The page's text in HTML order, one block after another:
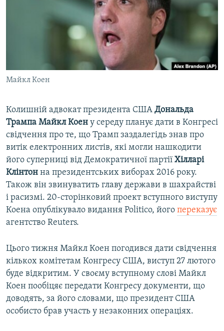
СВІДЧЕННЯ ОКУПАЦІЇ
УКРАЇНСЬКА ПРОБЛЕМА КРИМУ
Усі сайти RFE/RL
Майкл Коен
Колишній адвокат президента США Дональда
Трампа Майкл Коен у середу планує дати в Конгресі
свідчення про те, що Трамп заздалегідь знав про
витік електронних листів, які могли нашкодити
його суперниці від Демократичної партії Хілларі
Клінтон на президентських виборах 2016 року.
Також він звинуватить главу держави в шахрайстві
і расизмі. 20-сторінковий проект вступного виступу
Коена опублікувало видання Politico, його переказує
агентство Reuters.
Цього тижня Майкл Коен погодився дати свідчення
кількох комітетам Конгресу США, виступ 27 лютого
буде відкритим. У своєму вступному слові Майкл
Коен пообіцяє передати Конгресу документи, що
доводять, за його словами, що президент США
особисто брав участь у незаконних операціях.